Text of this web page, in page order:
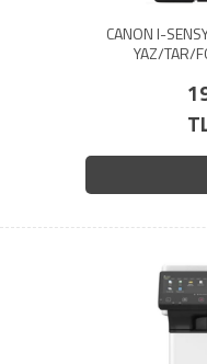
CANON I-
YAZ/TAR/